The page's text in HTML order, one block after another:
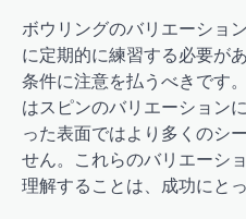
ボウリングのバリエーショ
に定期的に練習する必要が
条件に注意を払うべきです
はスピンのバリエーション
った表面ではより多くのシ
せん。これらのバリエーシ
理解することは、成功にと